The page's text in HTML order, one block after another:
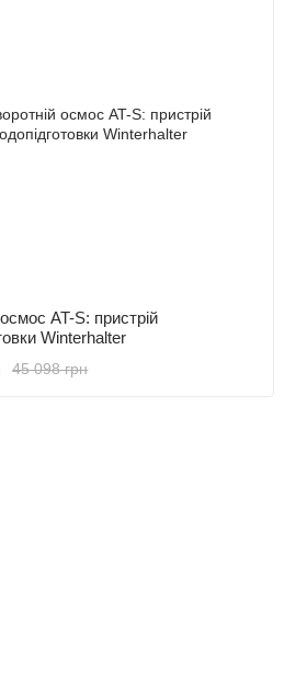
AT-S: пристрій
Winterhalter
45 098 грн